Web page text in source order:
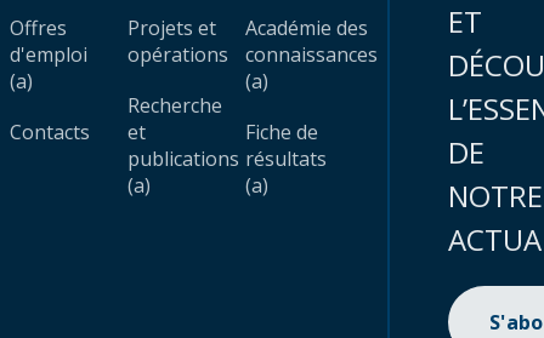
Offres
d'emploi
(a)
Contacts
Projets et
opérations
Recherche
et
publications
(a)
Académie des
connaissances
(a)
Fiche de
résultats
(a)
ET
DE
NOTRE